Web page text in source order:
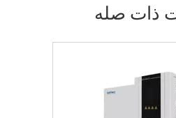
ذات صله